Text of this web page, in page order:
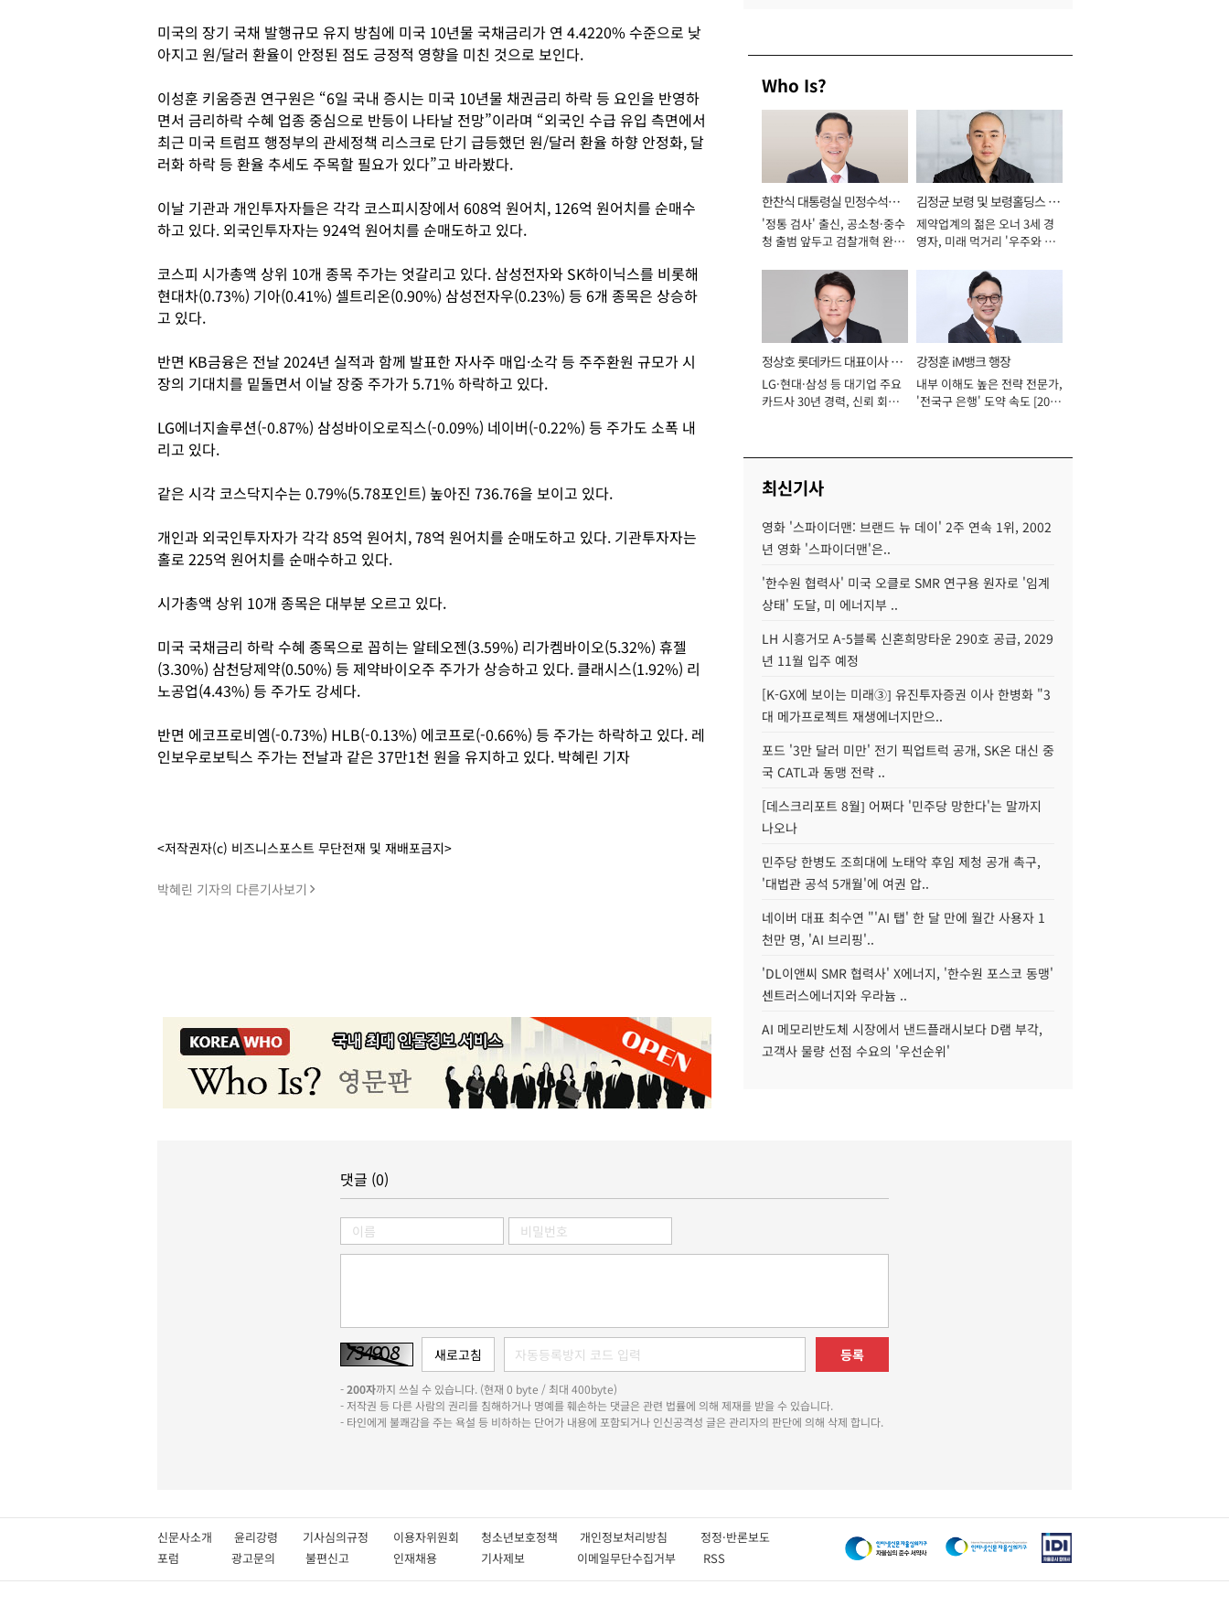
미국의 장기 국채 발행규모 유지 방침에 미국 10년물 국채금리가 연 4.4220% 수준으로 낮
아지고 원/달러 환율이 안정된 점도 긍정적 영향을 미친 것으로 보인다.
이성훈 키움증권 연구원은 “6일 국내 증시는 미국 10년물 채권금리 하락 등 요인을 반영하
면서 금리하락 수혜 업종 중심으로 반등이 나타날 전망”이라며 “외국인 수급 유입 측면에서
최근 미국 트럼프 행정부의 관세정책 리스크로 단기 급등했던 원/달러 환율 하향 안정화, 달
러화 하락 등 환율 추세도 주목할 필요가 있다”고 바라봤다.
이날 기관과 개인투자자들은 각각 코스피시장에서 608억 원어치, 126억 원어치를 순매수
하고 있다. 외국인투자자는 924억 원어치를 순매도하고 있다.
코스피 시가총액 상위 10개 종목 주가는 엇갈리고 있다. 삼성전자와 SK하이닉스를 비롯해
현대차(0.73%) 기아(0.41%) 셀트리온(0.90%) 삼성전자우(0.23%) 등 6개 종목은 상승하
고 있다.
반면 KB금융은 전날 2024년 실적과 함께 발표한 자사주 매입·소각 등 주주환원 규모가 시
장의 기대치를 밑돌면서 이날 장중 주가가 5.71% 하락하고 있다.
LG에너지솔루션(-0.87%) 삼성바이오로직스(-0.09%) 네이버(-0.22%) 등 주가도 소폭 내
리고 있다.
같은 시각 코스닥지수는 0.79%(5.78포인트) 높아진 736.76을 보이고 있다.
개인과 외국인투자자가 각각 85억 원어치, 78억 원어치를 순매도하고 있다. 기관투자자는
홀로 225억 원어치를 순매수하고 있다.
시가총액 상위 10개 종목은 대부분 오르고 있다.
미국 국채금리 하락 수혜 종목으로 꼽히는 알테오젠(3.59%) 리가켐바이오(5.32%) 휴젤
(3.30%) 삼천당제약(0.50%) 등 제약바이오주 주가가 상승하고 있다. 클래시스(1.92%) 리
노공업(4.43%) 등 주가도 강세다.
반면 에코프로비엠(-0.73%) HLB(-0.13%) 에코프로(-0.66%) 등 주가는 하락하고 있다. 레
인보우로보틱스 주가는 전날과 같은 37만1천 원을 유지하고 있다. 박혜린 기자
<저작권자(c) 비즈니스포스트 무단전재 및 재배포금지>
박혜린 기자의 다른기사보기
Who Is?
한찬식 대통령실 민정수석비
서관
'정통 검사' 출신, 공소청·중수
청 출범 앞두고 검찰개혁 완수
김정균 보령 및 보령홀딩스 대
표이사 사장
제약업계의 젊은 오너 3세 경
영자, 미래 먹거리 '우주와 헬
정상호 롯데카드 대표이사 사
장
LG·현대·삼성 등 대기업 주요
카드사 30년 경력, 신뢰 회복
강정훈 iM뱅크 행장
내부 이해도 높은 전략 전문가,
'전국구 은행' 도약 속도 [2026
최신기사
영화 '스파이더맨: 브랜드 뉴 데이' 2주 연속 1위, 2002
년 영화 '스파이더맨'은..
'한수원 협력사' 미국 오클로 SMR 연구용 원자로 '임계
상태' 도달, 미 에너지부 ..
LH 시흥거모 A-5블록 신혼희망타운 290호 공급, 2029
년 11월 입주 예정
[K-GX에 보이는 미래③] 유진투자증권 이사 한병화 "3
대 메가프로젝트 재생에너지만으..
포드 '3만 달러 미만' 전기 픽업트럭 공개, SK온 대신 중
국 CATL과 동맹 전략 ..
[데스크리포트 8월] 어쩌다 '민주당 망한다'는 말까지
나오나
민주당 한병도 조희대에 노태악 후임 제청 공개 촉구,
'대법관 공석 5개월'에 여권 압..
네이버 대표 최수연 "'AI 탭' 한 달 만에 월간 사용자 1
천만 명, 'AI 브리핑'..
'DL이앤씨 SMR 협력사' X에너지, '한수원 포스코 동맹'
센트러스에너지와 우라늄 ..
AI 메모리반도체 시장에서 낸드플래시보다 D램 부각,
고객사 물량 선점 수요의 '우선순위'
댓글 (0)
등록
-200자까지 쓰실 수 있습니다. (현재 0 byte / 최대 400byte)
- 저작권 등 다른 사람의 권리를 침해하거나 명예를 훼손하는 댓글은 관련 법률에 의해 제재를 받을 수 있습니다.
- 타인에게 불쾌감을 주는 욕설 등 비하하는 단어가 내용에 포함되거나 인신공격성 글은 관리자의 판단에 의해 삭제 합니다.
신문사소개 윤리강령 기사심의규정 이용자위원회 청소년보호정책 개인정보처리방침 정정·반론보도
포럼
광고문의 불편신고 인재채용 기사제보 이메일무단수집거부 RSS